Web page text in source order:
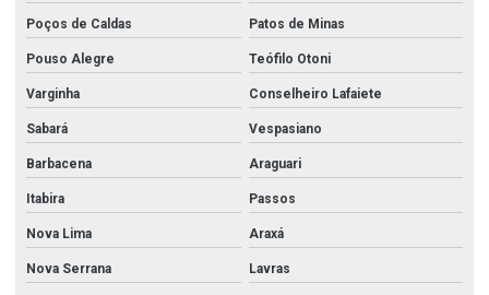
Poços de Caldas Patos de Minas
Pouso Alegre Teófilo Otoni
Varginha Conselheiro Lafaiete
Sabará Vespasiano
Barbacena Araguari
Itabira Passos
Nova Lima Araxá
Nova Serrana Lavras